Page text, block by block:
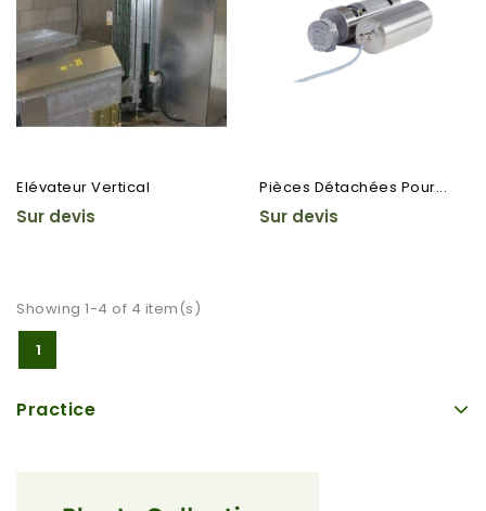
Elévateur Vertical
Sur devis
Pièces Détachées Pour...
Sur devis
Showing 1-4 of 4 item(s)
1
Practice